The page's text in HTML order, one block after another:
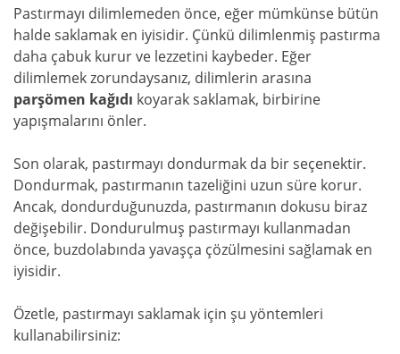
Pastırmayı dilimlemeden önce, eğer mümkünse bütün
halde saklamak en iyisidir. Çünkü dilimlenmiş pastırma
daha çabuk kurur ve lezzetini kaybeder. Eğer
dilimlemek zorundaysanız, dilimlerin arasına
parşömen kağıdı koyarak saklamak, birbirine
yapışmalarını önler.
Son olarak, pastırmayı dondurmak da bir seçenektir.
Dondurmak, pastırmanın tazeliğini uzun süre korur.
Ancak, dondurduğunuzda, pastırmanın dokusu biraz
değişebilir. Dondurulmuş pastırmayı kullanmadan
önce, buzdolabında yavaşça çözülmesini sağlamak en
iyisidir.
Özetle, pastırmayı saklamak için şu yöntemleri
kullanabilirsiniz: